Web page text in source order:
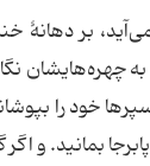
بر
چهره‌هایشان
سپرها خود را
پابرجا بمانید.